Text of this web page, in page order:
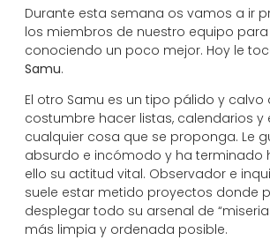
Durante esta semana os vamos a ir
los miembros de nuestro equipo
conociendo un poco mejor. Hoy le
Samu.
El otro Samu es un tipo pálido y calvo
costumbre hacer listas, calendarios y
cualquier cosa que se proponga. Le
absurdo e incómodo y ha terminado
ello su actitud vital. Observador e
suele estar metido proyectos donde
desplegar todo su arsenal de
más limpia y ordenada posible.